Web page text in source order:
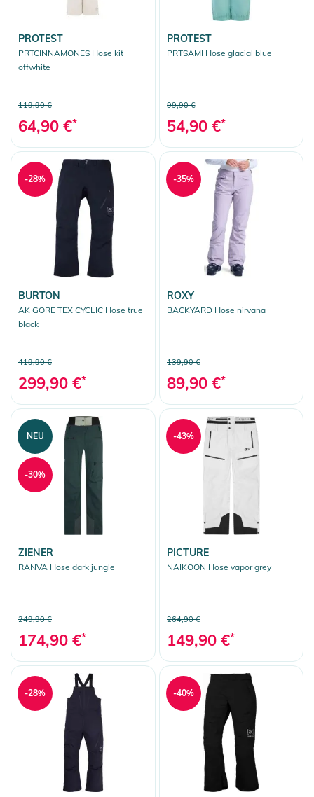
PROTEST
PRTCINNAMONES Hose kit
offwhite
119,90 €
64,90 €*
PROTEST
PRTSAMI Hose glacial blue
99,90 €
54,90 €*
BURTON
AK GORE TEX CYCLIC Hose true
black
419,90 €
299,90 €*
-28%
ROXY
BACKYARD Hose nirvana
139,90 €
89,90 €*
-35%
ZIENER
RANVA Hose dark jungle
249,90 €
174,90 €*
NEU
-30%
PICTURE
NAIKOON Hose vapor grey
264,90 €
149,90 €*
-43%
-28% -40%